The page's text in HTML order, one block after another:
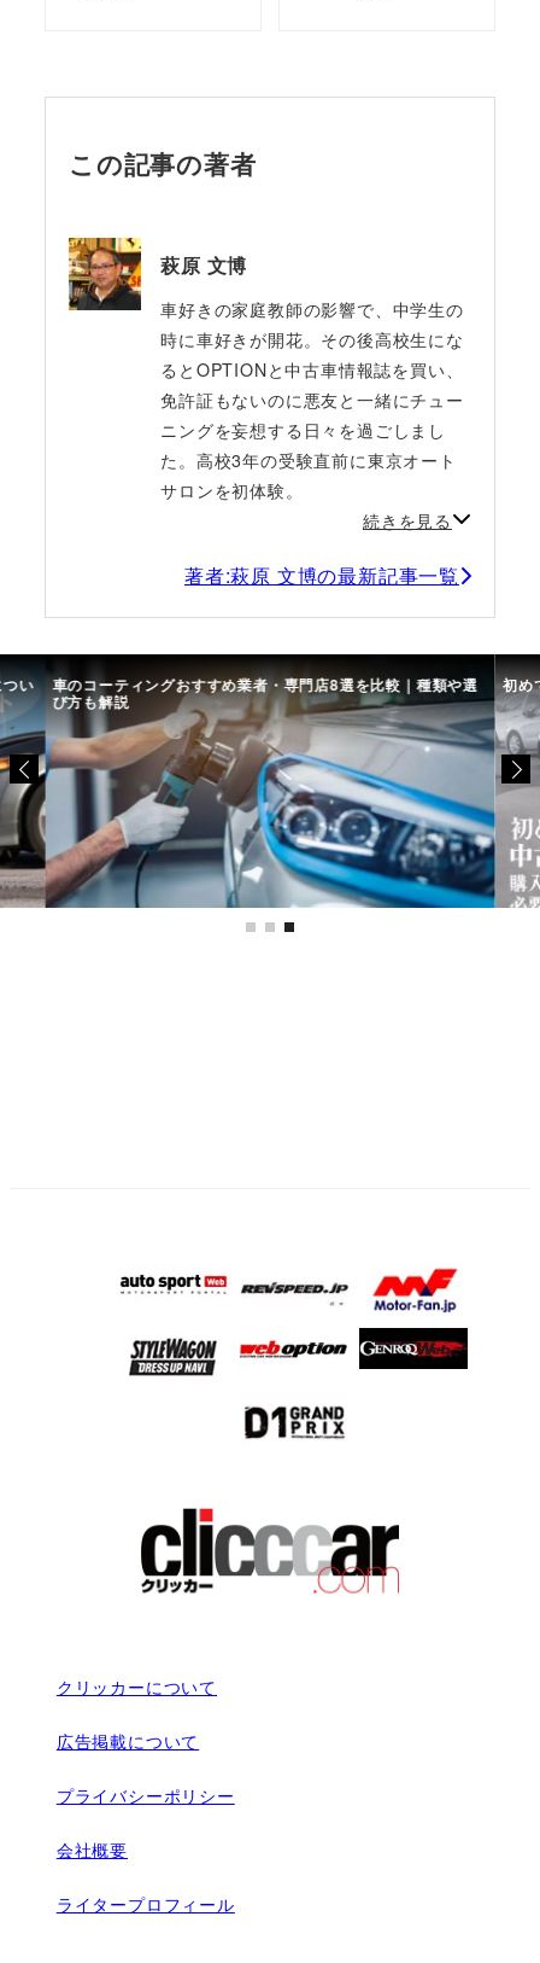
この記事の著者
萩原 文博
車好きの家庭教師の影響で、中学生の
時に車好きが開花。その後高校生にな
るとOPTIONと中古車情報誌を買い、
免許証もないのに悪友と一緒にチュー
ニングを妄想する日々を過ごしまし
た。高校3年の受験直前に東京オート
サロンを初体験。
続きを見る
著者:萩原 文博の最新記事一覧
い 車のコーティングおすすめ業者・専門店8選を比較｜種類や選
び方も解説
初め
クリッカーについて
広告掲載について
プライバシーポリシー
会社概要
ライタープロフィール